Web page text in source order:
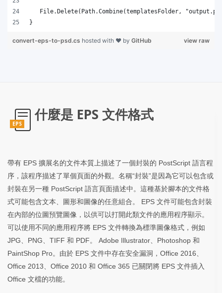
}
view raw
convert-eps-to-psd.cs hosted with ❤ by GitHub
EPS
什麼是 EPS 文件格式
帶有 EPS 擴展名的文件本質上描述了一個封裝的 PostScript 語言程
序，該程序描述了單個頁面的外觀。名稱“封裝”是因為它可以包含或
封裝在另一種 PostScript 語言頁面描述中。這種基於腳本的文件格
式可能包含文本、圖形和圖像的任意組合。 EPS 文件可能包含封裝
在內部的位圖預覽圖像，以供可以打開此類文件的應用程序顯示。
可以使用不同的應用程序將 EPS 文件轉換為標準圖像格式，例如
JPG、PNG、TIFF 和 PDF。 Adobe Illustrator、Photoshop 和
PaintShop Pro。由於 EPS 文件中存在安全漏洞，Office 2016、
Office 2013、Office 2010 和 Office 365 已關閉將 EPS 文件插入
Office 文檔的功能。